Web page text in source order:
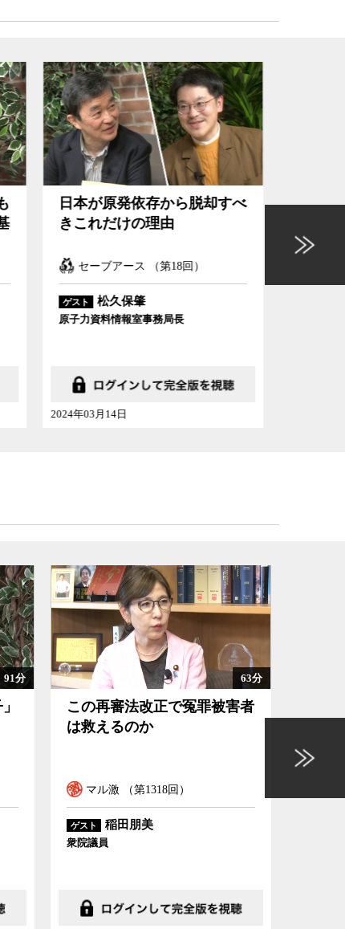
能登半島地震であらためて露
見した日本で原発を続けるこ
セーブアース （第17回）
ゲスト 松久保肇
原子力資料情報室事務局長
2024年02月14日
なぜ
のか
63分 102分
日本が金利のある時代に戻る
ということの意味
マル激 （第1317回）
ゲスト 中空麻奈
かんぽ経済研究所主席研究員
ル